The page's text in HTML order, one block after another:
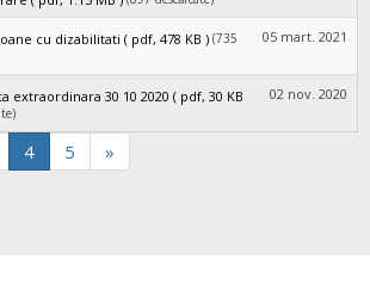
cu dizabilitati ( pdf, 478 KB ) (735
05 mart. 2021
extraordinara 30 10 2020 ( pdf, 30 KB
02 nov. 2020
4 5 »